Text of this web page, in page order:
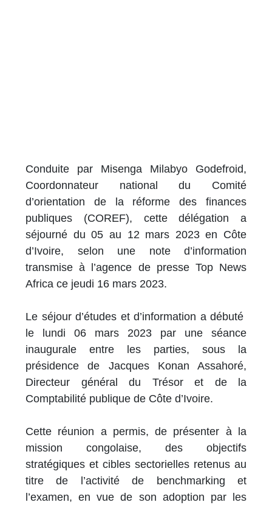
Conduite par Misenga Milabyo Godefroid,
Coordonnateur national du Comité
d’orientation de la réforme des finances
publiques (COREF), cette délégation a
séjourné du 05 au 12 mars 2023 en Côte
d’Ivoire, selon une note d’information
transmise à l’agence de presse Top News
Africa ce jeudi 16 mars 2023.
Le séjour d’études et d’information a débuté
le lundi 06 mars 2023 par une séance
inaugurale entre les parties, sous la
présidence de Jacques Konan Assahoré,
Directeur général du Trésor et de la
Comptabilité publique de Côte d’Ivoire.
Cette réunion a permis, de présenter à la
mission congolaise, des objectifs
stratégiques et cibles sectorielles retenus au
titre de l’activité de benchmarking et
l’examen, en vue de son adoption par les